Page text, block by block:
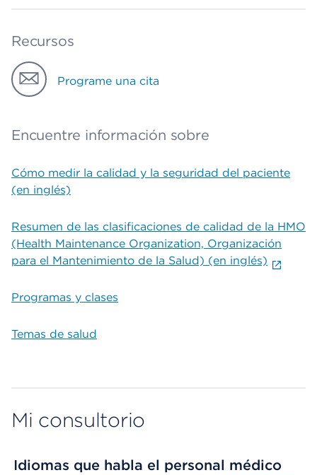
Recursos
Programe una cita
Encuentre información sobre
Cómo medir la calidad y la seguridad del paciente
(en inglés)
Resumen de las clasificaciones de calidad de la HMO
(Health Maintenance Organization, Organización
para el Mantenimiento de la Salud) (en inglés)
Programas y clases
Temas de salud
Mi consultorio
Idiomas que habla el personal médico